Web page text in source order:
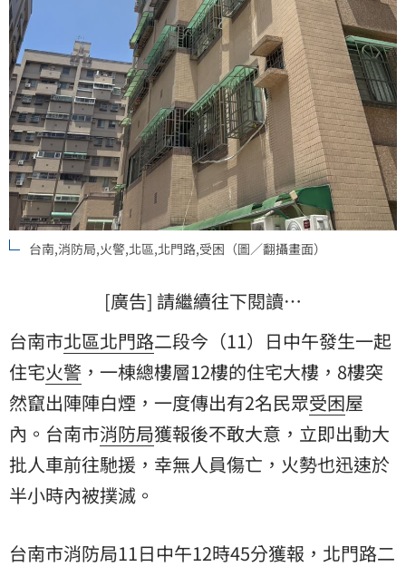
台南,消防局,火警,北區,北門路,受困（圖／翻攝畫面）
[廣告] 請繼續往下閱讀…
台南市北區北門路二段今（11）日中午發生一起
住宅火警 ，一棟總樓層12樓的住宅大樓，8樓突
然竄出陣陣白煙，一度傳出有2名民眾受困屋
內。台南市消防局獲報後不敢大意，立即出動大
批人車前往馳援，幸無人員傷亡，火勢也迅速於
半小時內被撲滅。
台南市消防局11日中午12時45分獲報，北門路二